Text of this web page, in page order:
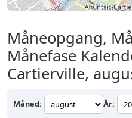
Måneopgang,
Månefase
Cartierville,
Måned: År: